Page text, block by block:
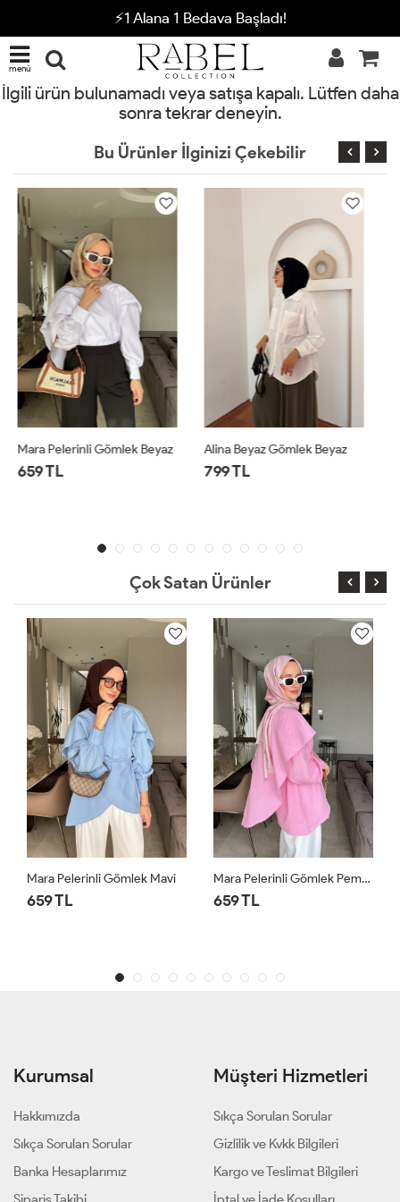
⚡1 Alana 1 Bedava Başladı!
menü
İlgili ürün bulunamadı veya satışa kapalı. Lütfen daha
sonra tekrar deneyin.
Bu Ürünler İlginizi Çekebilir
Alina Beyaz Gömlek Beyaz
799 TL
Düğmeli Siyah Gömlek Siyah
299 TL
Çok Satan Ürünler
659 TL 659 TL
Kurumsal
Hakkımızda
Sıkça Sorulan Sorular
Banka Hesaplarımız
Müşteri Hizmetleri
Sıkça Sorulan Sorular
Gizlilik ve Kvkk Bilgileri
Kargo ve Teslimat Bilgileri